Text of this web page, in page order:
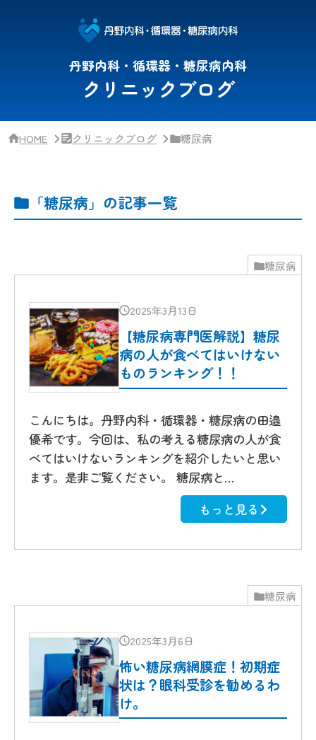
要
丹野内科・循環器・糖尿病内科
クリニックブログ
HOME クリニックブログ 糖尿病
「糖尿病」の記事一覧
糖尿病
2025年3月13日
【糖尿病専門医解説】糖尿
病の人が食べてはいけない
ものランキング！！
こんにちは。丹野内科・循環器・糖尿病の田邉
優希です。今回は、私の考える糖尿病の人が食
べてはいけないランキングを紹介したいと思い
ます。是非ご覧ください。 糖尿病と…
もっと見る
糖尿病
2025年3月6日
怖い糖尿病網膜症！初期症
状は？眼科受診を勧めるわ
け。